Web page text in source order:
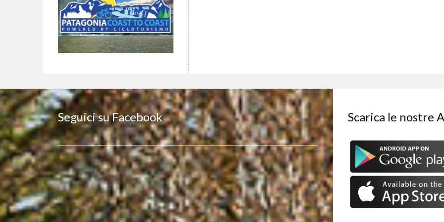
Seguici su Facebook Scarica le nostre